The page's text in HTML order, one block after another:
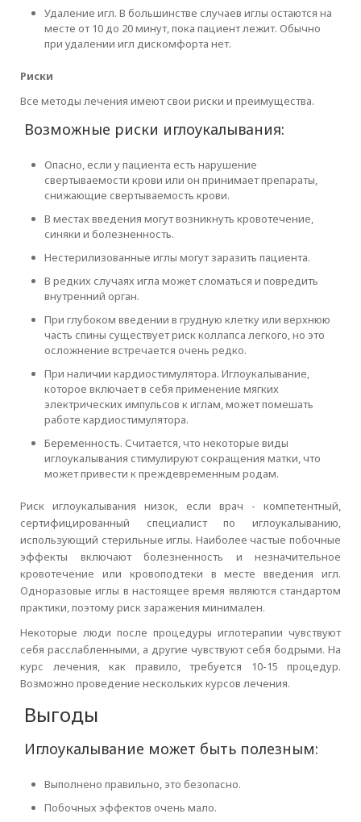
Удаление игл. В большинстве случаев иглы остаются на
месте от 10 до 20 минут, пока пациент лежит. Обычно
при удалении игл дискомфорта нет.
Риски
Все методы лечения имеют свои риски и преимущества.
Возможные риски иглоукалывания:
Опасно, если у пациента есть нарушение
свертываемости крови или он принимает препараты,
снижающие свертываемость крови.
В местах введения могут возникнуть кровотечение,
синяки и болезненность.
Нестерилизованные иглы могут заразить пациента.
В редких случаях игла может сломаться и повредить
внутренний орган.
При глубоком введении в грудную клетку или верхнюю
часть спины существует риск коллапса легкого, но это
осложнение встречается очень редко.
При наличии кардиостимулятора. Иглоукалывание,
которое включает в себя применение мягких
электрических импульсов к иглам, может помешать
работе кардиостимулятора.
Беременность. Считается, что некоторые виды
иглоукалывания стимулируют сокращения матки, что
может привести к преждевременным родам.
Риск иглоукалывания низок, если врач - компетентный,
сертифицированный специалист по иглоукалыванию,
использующий стерильные иглы. Наиболее частые побочные
эффекты включают болезненность и незначительное
кровотечение или кровоподтеки в месте введения игл.
Одноразовые иглы в настоящее время являются стандартом
практики, поэтому риск заражения минимален.
Некоторые люди после процедуры иглотерапии чувствуют
себя расслабленными, а другие чувствуют себя бодрыми. На
курс лечения, как правило, требуется 10-15 процедур.
Возможно проведение нескольких курсов лечения.
Выгоды
Иглоукалывание может быть полезным:
Выполнено правильно, это безопасно.
Побочных эффектов очень мало.